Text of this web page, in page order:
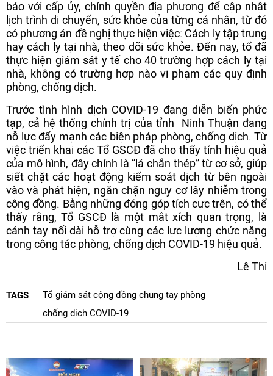
báo với cấp ủy, chính quyền địa phương để cập nhật
lịch trình di chuyển, sức khỏe của từng cá nhân, từ đó
có phương án đề nghị thực hiện việc: Cách ly tập trung
hay cách ly tại nhà, theo dõi sức khỏe. Đến nay, tổ đã
thực hiện giám sát y tế cho 40 trường hợp cách ly tại
nhà, không có trường hợp nào vi phạm các quy định
phòng, chống dịch.
Trước tình hình dịch COVID-19 đang diễn biến phức
tạp, cả hệ thống chính trị của tỉnh Ninh Thuận đang
nỗ lực đẩy mạnh các biện pháp phòng, chống dịch. Từ
việc triển khai các Tổ GSCĐ đã cho thấy tính hiệu quả
của mô hình, đây chính là “lá chắn thép” từ cơ sở, giúp
siết chặt các hoạt động kiểm soát dịch từ bên ngoài
vào và phát hiện, ngăn chặn nguy cơ lây nhiễm trong
cộng đồng. Bằng những đóng góp tích cực trên, có thể
thấy rằng, Tổ GSCĐ là một mắt xích quan trọng, là
cánh tay nối dài hỗ trợ cùng các lực lượng chức năng
trong công tác phòng, chống dịch COVID-19 hiệu quả.
Lê Thi
TAGS
Tổ giám sát cộng đồng chung tay phòng
chống dịch COVID-19